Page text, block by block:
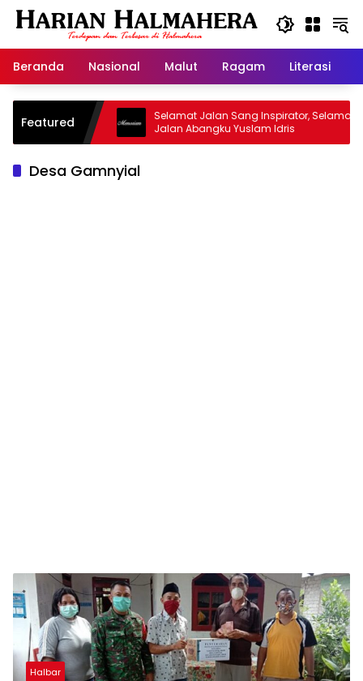
Langsung
Beranda
Nasional Malut Ragam Literasi
Featured
Warisan
Selamat Jalan Sang Inspirator, Selamat
Jalan Abangku Yuslam Idris
Desa Gamnyial
Halbar